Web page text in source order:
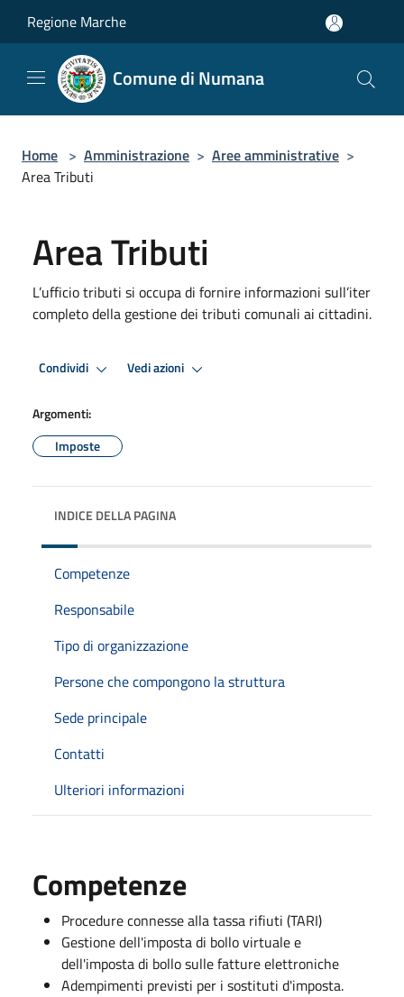
Regione Marche
Comune di Numana
Home > Amministrazione > Aree amministrative >
Area Tributi
Area Tributi
L’ufficio tributi si occupa di fornire informazioni sull’iter
completo della gestione dei tributi comunali ai cittadini.
Condividi Vedi azioni
Argomenti:
Imposte
INDICE DELLA PAGINA
Competenze
Responsabile
Tipo di organizzazione
Persone che compongono la struttura
Sede principale
Contatti
Ulteriori informazioni
Competenze
Procedure connesse alla tassa rifiuti (TARI)
Gestione dell'imposta di bollo virtuale e
dell'imposta di bollo sulle fatture elettroniche
Adempimenti previsti per i sostituti d'imposta.